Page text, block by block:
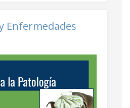
Enfermedades